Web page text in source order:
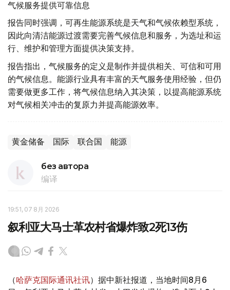
气候服务提供可靠信息
报告同时强调，可再生能源系统是天气和气候依赖型系统，
因此向清洁能源过渡需要完善气候信息和服务，为选址和运
行、维护和管理方面提供决策支持。
报告指出，气候服务的定义是制作并提供相关、可信和可用
的气候信息。能源行业具有丰富的天气服务使用经验，但仍
需要做更多工作，将气候信息纳入其决策，以提高能源系统
对气候相关冲击的复原力并提高能源效率。
黄金储备 国际 联合国 能源
без автора
编译
19:51, 07 8月 2026
叙利亚大马士革农村省爆炸致2死13伤
（哈萨克国际通讯社讯）据中新社报道，当地时间8月6